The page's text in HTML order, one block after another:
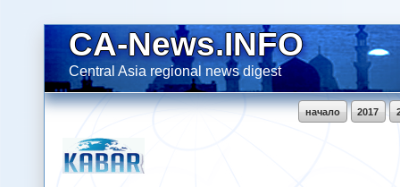
CA-News.INFO
Central Asia regional news digest
2017
начало